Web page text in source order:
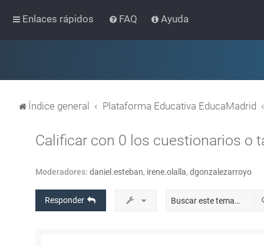
Enlaces rápidos FAQ Ayuda
Índice general Plataforma Educativa EducaMadrid
Calificar con 0 los cuestionarios o
Moderadores: daniel.esteban, irene.olalla, dgonzalezarroyo
Responder